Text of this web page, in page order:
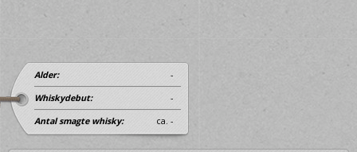
Alder: -
Whiskydebut: -
Antal smagte whisky: ca. -